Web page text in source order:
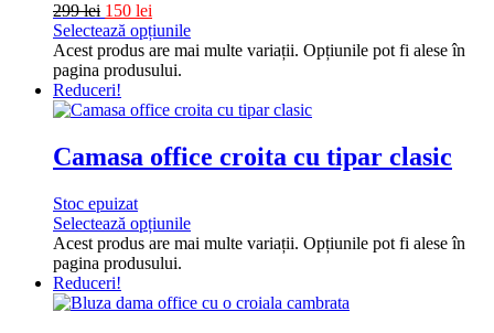
299lei 150 lei
Selectează opțiunile
Acest produs are mai multe variații. Opțiunile pot fi alese în
pagina produsului.
Reduceri!
Camasa office croita cu tipar clasic
Stoc epuizat
Selectează opțiunile
Acest produs are mai multe variații. Opțiunile pot fi alese în
pagina produsului.
Reduceri!